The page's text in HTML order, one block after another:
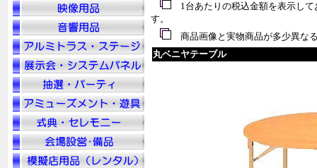
1台あたりの税込金額を表示して
す。
商品画像と実物商品が多少異な
丸ベニヤテーブル